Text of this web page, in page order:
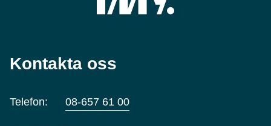
Kontakta oss
Telefon: 08-657 61 00